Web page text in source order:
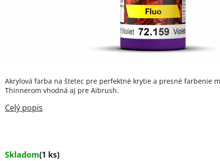
Skladom(1 ks)
Akrylová farba na štetec pre perfektné krytie a presné farbenie
Thinnerom vhodná aj pre Aibrush.